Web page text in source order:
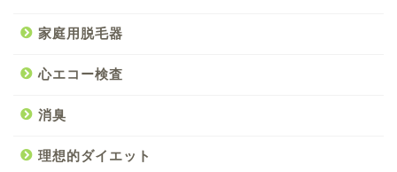
家庭用脱毛器
心エコー検査
消臭
理想的ダイエット